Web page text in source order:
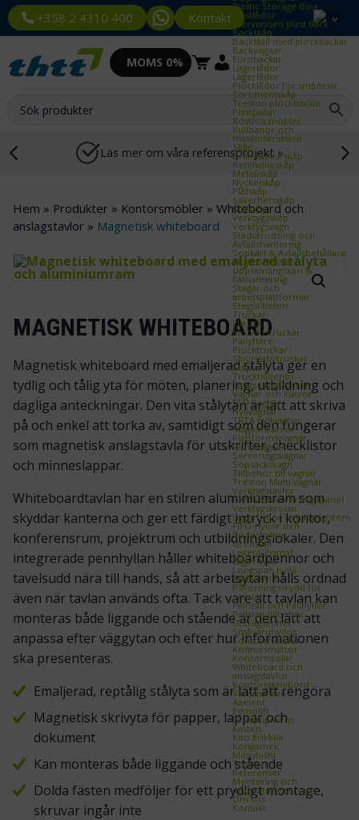
+358 2 4310 400 Kontakt
Plastic Storage Bins
Plastlådor
Återvunnen plast back
Backskåp
Backställ med plockbackar
Backvagnar
Eurobackar
Lagerlådor
Lagerlådor
Plocklådor för smådelar
Sortimentskåp
Treston plockbackar
Plastpallar
Rostfria möbler
Rullbanor och
maskinskridskor
Skåp
Brandsäkra skåp
Kemikalieskåp
Metallskåp
Nyckelskåp
Plåtskåp
Säkerhetsskåp
Stålskåp
Verktygsskåp
Verktygsvagn
Städutrustning och
Avfallshantering
Sopkärl & Avfallsbehållare
Tippcontainer
Uppsamlingskärl &
Fathantering
Stegar och
arbetsplattformar
Stegtillbehör
Truckar
Eltruck
Motviktstruckar
Pallyftare
Plocktruckar
Skjutstativtruckar
Staplare
Trucktillbehör
Zallys dragtruckar
Vagnar och Kärror
ESD‑vagnar
Hyllvagnar
TRTA hyllvagnar
Magasinkärror
Plattformsvagnar
Plockvagnar
Serveringsvagnar
Sopsäcksvagn
Tillbehör till vagnar
Treston Multi vagnar
Verktygstavlor
Perforerad verktygspanel
Verktygskrokar
Lagerhyllor och Hyllsystem
FIFO‑hyllor och
flödeshyllor
Grenställ
Lagerautomat
Lagerhylla
Longspan hylla
Metallhyllor
Påkörningsskydd för
pallställ
Pallställ och Pallhyllor
Pallställ tillbehör
Utdragsenhet
Småvaruhyllor
Kontorsmöbler
Kontorsmattor
Kontorsstolar
Whiteboard och
anslagstavlor
Kontorsskrivbord
Varumärken
Axelent
Edmolift
EP-Equipment
Kasten
Kito Erikkilä
Kongamek
Mitsubishi
Treston
Referenser
Montering och
installationsservice
Om oss
Kontakt
MOMS 0%
Läs mer om våra referensprojekt »
Hem » Produkter » Kontorsmöbler » Whiteboard och
anslagstavlor » Magnetisk whiteboard
MAGNETISK WHITEBOARD
Magnetisk whiteboard med emaljerad stålyta ger en
tydlig och tålig yta för möten, planering, utbildning och
dagliga anteckningar. Den vita stålytan är lätt att skriva
på och enkel att torka av, samtidigt som den fungerar
som magnetisk anslagstavla för utskrifter, checklistor
och minneslappar.
Whiteboardtavlan har en stilren aluminiumram som
skyddar kanterna och ger ett färdigt intryck i kontor,
konferensrum, projektrum och utbildningslokaler. Den
integrerade pennhyllan håller whiteboardpennor och
tavelsudd nära till hands, så att arbetsytan hålls ordnad
även när tavlan används ofta. Tack vare att tavlan kan
monteras både liggande och stående är den lätt att
anpassa efter väggytan och efter hur informationen
ska presenteras.
Emaljerad, reptålig stålyta som är lätt att rengöra
Magnetisk skrivyta för papper, lappar och
dokument
Kan monteras både liggande och stående
Dolda fästen medföljer för ett prydligt montage,
skruvar ingår inte